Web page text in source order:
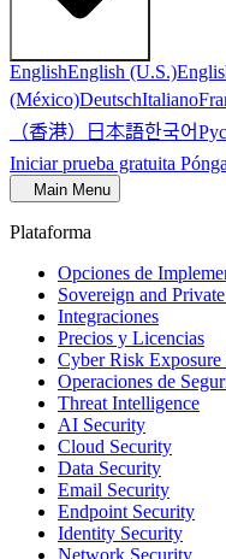
EnglishEnglish (U.S.)
(México)DeutschItaliano
（香港） 日本語한국어
Iniciar prueba gratuita
Main Menu
Plataforma
Opciones de
Sovereign and
Integraciones
Precios y Licencias
Cyber Risk Exposure
Operaciones de
Threat Intelligence
AI Security
Cloud Security
Data Security
Email Security
Endpoint Security
Identity Security
Network Security